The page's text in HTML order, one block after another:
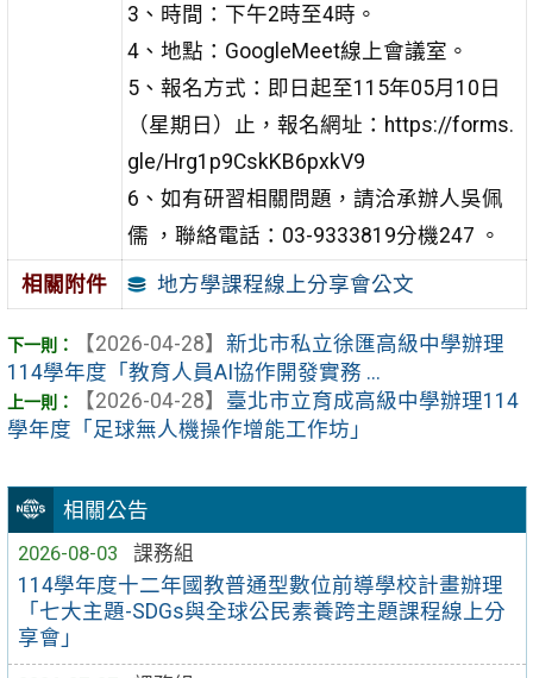
相關公告
2026-08-03
課務組
114學年度十二年國教普通型數位前導學校計畫辦理
「七大主題-SDGs與全球公民素養跨主題課程線上分
享會」
3、時間：下午2時至4時。
4、地點：GoogleMeet線上會議室。
5、報名方式：即日起至115年05月10日
（星期日）止，報名網址：https://forms.
gle/Hrg1p9CskKB6pxkV9
6、如有研習相關問題，請洽承辦人吳佩
儒 ，聯絡電話：03-9333819分機247 。
相關附件 地方學課程線上分享會公文
【2026-04-28】 新北市私立徐匯高級中學辦理
114學年度「教育人員AI協作開發實務 ...
【2026-04-28】 臺北市立育成高級中學辦理114
學年度「足球無人機操作增能工作坊」